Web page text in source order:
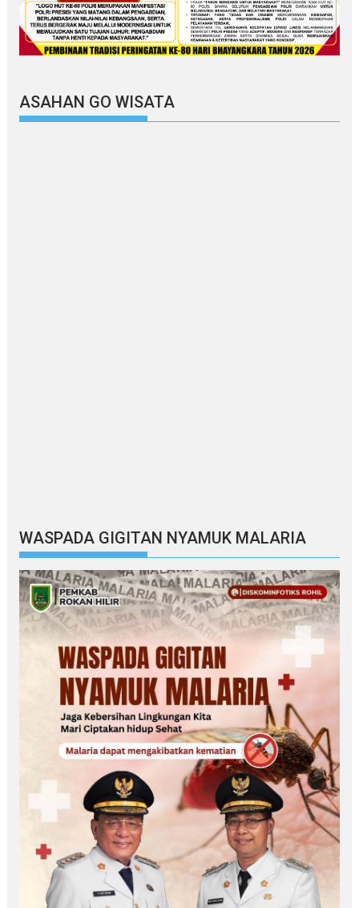
ASAHAN GO WISATA
WASPADA GIGITAN NYAMUK MALARIA